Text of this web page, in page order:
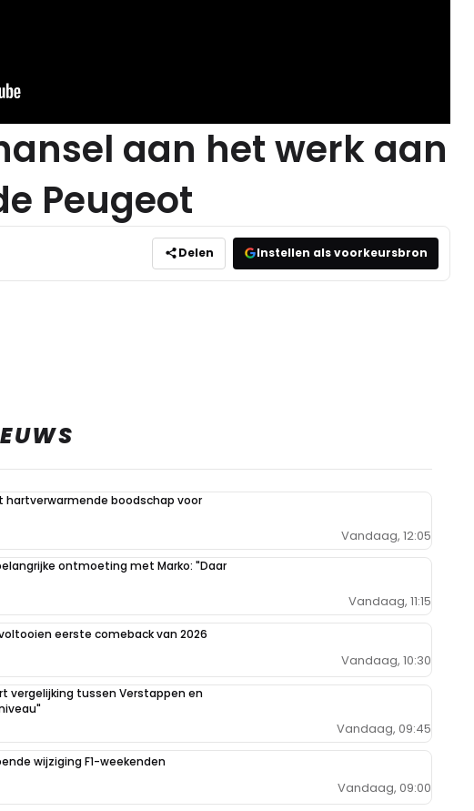
aan het werk aan
Peugeot
Delen Instellen als voorkeursbron
hartverwarmende boodschap voor
Vandaag, 12:05
ontmoeting met Marko: "Daar
Vandaag, 11:15
eerste comeback van 2026
Vandaag, 10:30
vergelijking tussen Verstappen en
Vandaag, 09:45
wijziging F1-weekenden
Vandaag, 09:00